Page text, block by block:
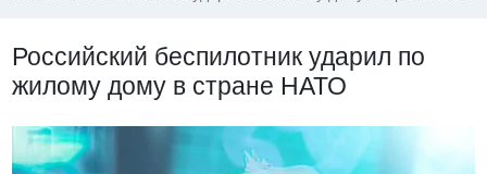
Российский беспилотник ударил по
жилому дому в стране НАТО